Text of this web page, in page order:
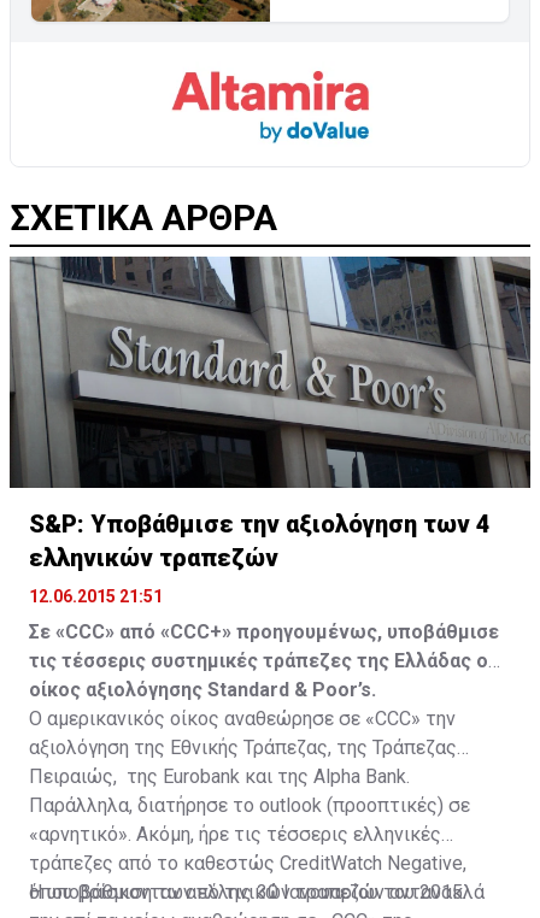
ΣΧΕΤΙΚΑ ΑΡΘΡΑ
S&P: Υποβάθμισε την αξιολόγηση των 4
ελληνικών τραπεζών
12.06.2015 21:51
Σε «CCC» από «CCC+» προηγουμένως, υποβάθμισε
τις τέσσερις συστημικές τράπεζες της Ελλάδας ο
οίκος αξιολόγησης Standard & Poor’s.
Ο αμερικανικός οίκος αναθεώρησε σε «CCC» την
αξιολόγηση της Εθνικής Τράπεζας, της Τράπεζας
Πειραιώς, της Eurobank και της Alpha Bank.
Παράλληλα, διατήρησε το outlook (προοπτικές) σε
«αρνητικό». Ακόμη, ήρε τις τέσσερις ελληνικές
τράπεζες από το καθεστώς CreditWatch Negative,
όπου βρίσκονταν από τις 30 Ιανουαρίου του 2015.
Η υποβάθμιση των ελληνικών τραπεζών αντανακλά